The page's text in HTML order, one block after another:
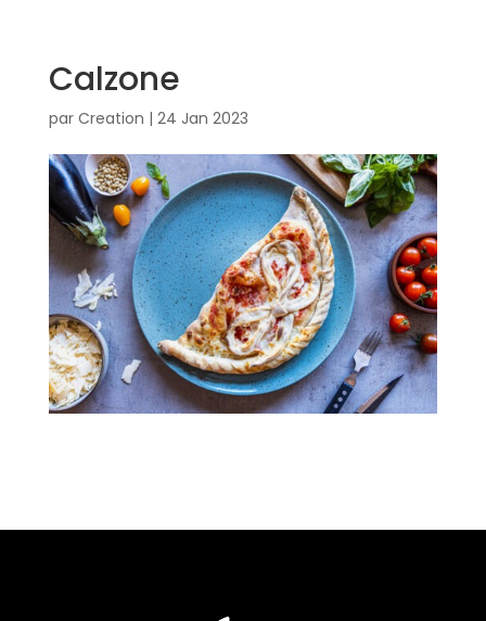
Calzone
par Creation | 24 Jan 2023